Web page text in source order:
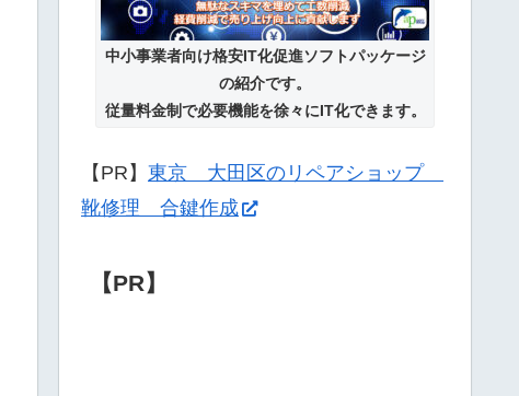
中小事業者向け格安IT化促進ソフトパッケージ
の紹介です。
従量料金制で必要機能を徐々にIT化できます。
【PR】 東京 大田区のリペアショップ
靴修理 合鍵作成
【PR】